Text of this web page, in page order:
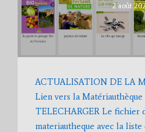
2 août
ACTUALISATION DE LA
Lien vers la
TELECHARGER Le fichier
materiautheque avec la liste